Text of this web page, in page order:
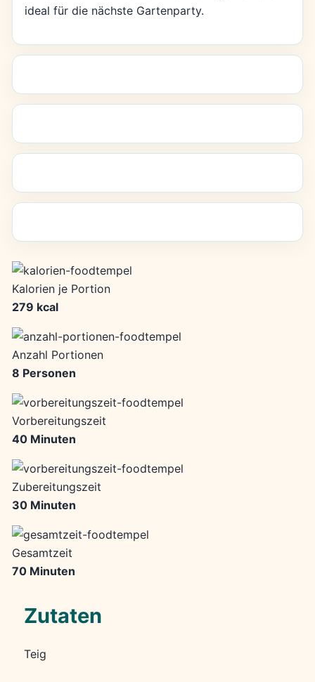
ideal für die nächste Gartenparty.
Kalorien je Portion
279 kcal
Anzahl Portionen
8 Personen
Vorbereitungszeit
40 Minuten
Zubereitungszeit
30 Minuten
Gesamtzeit
70 Minuten
Zutaten
Teig